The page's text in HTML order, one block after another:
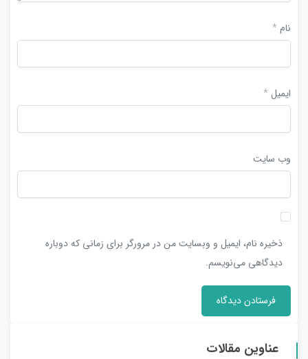
نام *
ایمیل *
وب‌ سایت
ذخیره نام، ایمیل و وبسایت من در مرورگر برای زمانی که دوباره
دیدگاهی می‌نویسم.
عناوین مقالات